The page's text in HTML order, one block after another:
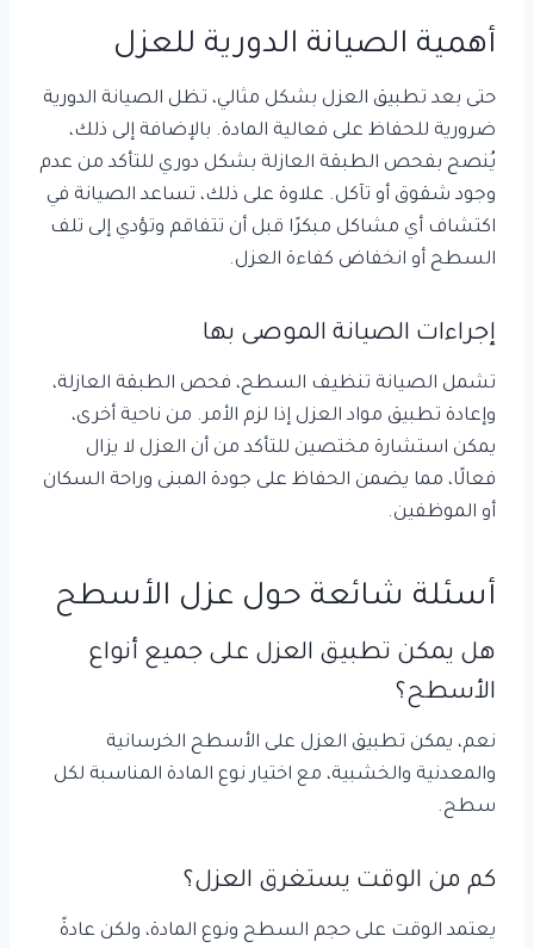
أهمية الصيانة الدورية للعزل
حتى بعد تطبيق العزل بشكل مثالي، تظل الصيانة الدورية
ضرورية للحفاظ على فعالية المادة. بالإضافة إلى ذلك،
يُنصح بفحص الطبقة العازلة بشكل دوري للتأكد من عدم
وجود شقوق أو تآكل. علاوة على ذلك، تساعد الصيانة في
اكتشاف أي مشاكل مبكرًا قبل أن تتفاقم وتؤدي إلى تلف
السطح أو انخفاض كفاءة العزل.
إجراءات الصيانة الموصى بها
تشمل الصيانة تنظيف السطح، فحص الطبقة العازلة،
وإعادة تطبيق مواد العزل إذا لزم الأمر. من ناحية أخرى،
يمكن استشارة مختصين للتأكد من أن العزل لا يزال
فعالًا، مما يضمن الحفاظ على جودة المبنى وراحة السكان
أو الموظفين.
أسئلة شائعة حول عزل الأسطح
هل يمكن تطبيق العزل على جميع أنواع
الأسطح؟
نعم، يمكن تطبيق العزل على الأسطح الخرسانية
والمعدنية والخشبية، مع اختيار نوع المادة المناسبة لكل
سطح.
كم من الوقت يستغرق العزل؟
يعتمد الوقت على حجم السطح ونوع المادة، ولكن عادةً